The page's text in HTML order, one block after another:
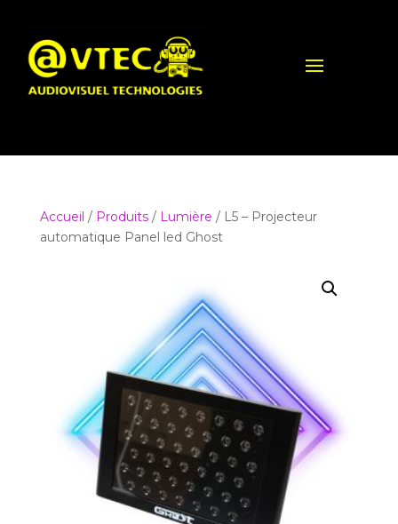
Accueil / Produits/ Lumière / L5 – Projecteur
automatique Panel led Ghost